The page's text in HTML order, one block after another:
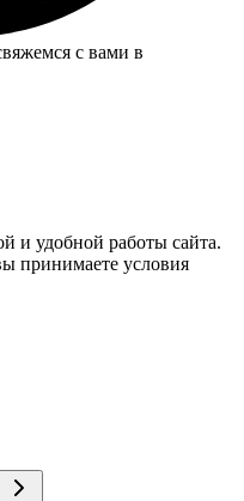
с вами в
и удобной работы сайта.
принимаете условия